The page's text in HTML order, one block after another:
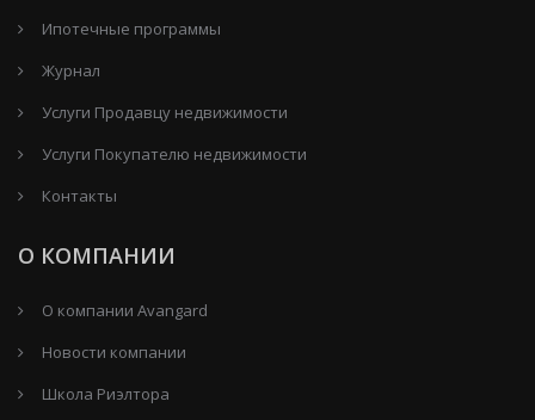
Ипотечные программы
Журнал
Услуги Продавцу недвижимости
Услуги Покупателю недвижимости
Контакты
О КОМПАНИИ
О компании Avangard
Новости компании
Школа Риэлтора